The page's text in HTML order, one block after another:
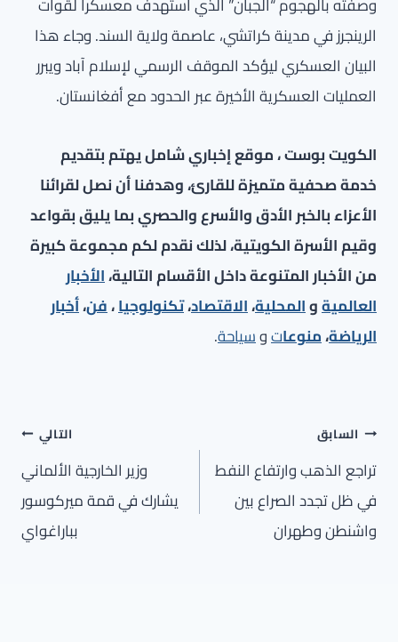
الرينجرز في مدينة كراتشي، عاصمة ولاية السند. وجاء هذا
البيان العسكري ليؤكد الموقف الرسمي لإسلام آباد ويبرر
العمليات العسكرية الأخيرة عبر الحدود مع أفغانستان.
الكويت بوست ، موقع إخباري شامل يهتم بتقديم
خدمة صحفية متميزة للقارئ، وهدفنا أن نصل لقرائنا
الأعزاء بالخبر الأدق والأسرع والحصري بما يليق بقواعد
وقيم الأسرة الكويتية، لذلك نقدم لكم مجموعة كبيرة
من الأخبار المتنوعة داخل الأقسام التالية،الأخبار
العالميةوالمحلية،الاقتصاد،تكنولوجيا،فن،أخبار
الرياضة،منوعاتوسياحة.
تصفّح
المقالات
السابق
تراجع الذهب وارتفاع النفط
في ظل تجدد الصراع بين
واشنطن وطهران
التالي
وزير الخارجية الألماني
يشارك في قمة ميركوسور
بباراغواي